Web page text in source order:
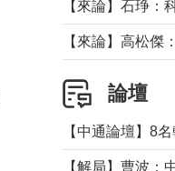
論壇